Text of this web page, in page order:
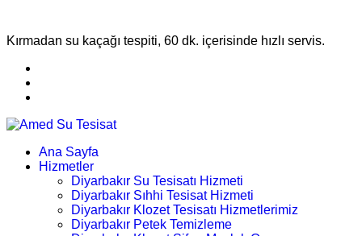
Kırmadan su kaçağı tespiti, 60 dk. içerisinde hızlı servis.
Ana Sayfa
Hizmetler
Diyarbakır Su Tesisatı Hizmeti
Diyarbakır Sıhhi Tesisat Hizmeti
Diyarbakır Klozet Tesisatı Hizmetlerimiz
Diyarbakır Petek Temizleme